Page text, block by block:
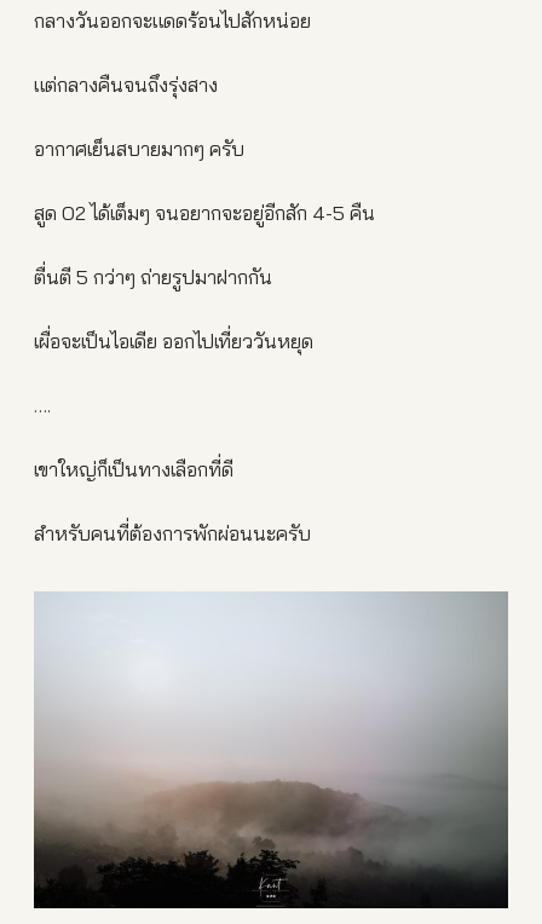
กลางวันออกจะแดดร้อนไปสักหน่อย
แต่กลางคืนจนถึงรุ่งสาง
อากาศเย็นสบายมากๆ ครับ
สูด O2 ได้เต็มๆ จนอยากจะอยู่อีกสัก 4-5 คืน
ตื่นตี 5 กว่าๆ ถ่ายรูปมาฝากกัน
เผื่อจะเป็นไอเดีย ออกไปเที่ยววันหยุด
….
เขาใหญ่ก็เป็นทางเลือกที่ดี
สำหรับคนที่ต้องการพักผ่อนนะครับ